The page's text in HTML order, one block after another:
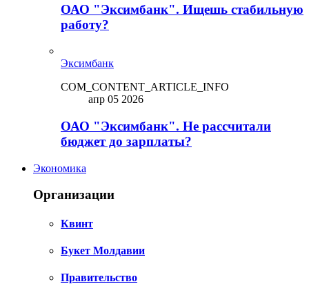
ОАО "Эксимбанк". Ищешь стабильную
работу?
Эксимбанк
COM_CONTENT_ARTICLE_INFO
апр 05 2026
ОАО "Эксимбанк". Не рассчитали
бюджет до зарплаты?
Экономика
Организации
Квинт
Букет Молдавии
Правительство